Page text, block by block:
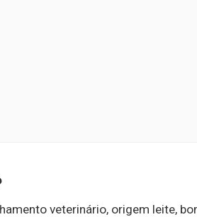
veterinário, origem leite,